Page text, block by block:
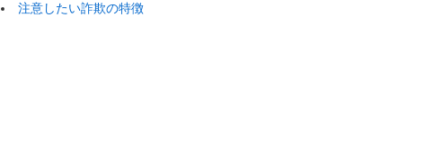
注意したい詐欺の特徴